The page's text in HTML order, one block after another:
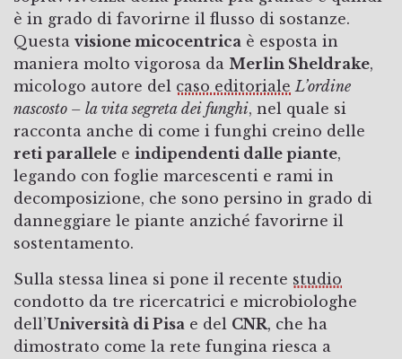
è in grado di favorirne il flusso di sostanze.
Questa visione micocentrica è esposta in
maniera molto vigorosa da Merlin Sheldrake,
micologo autore del caso editoriale L’ordine
nascosto – la vita segreta dei funghi, nel quale si
racconta anche di come i funghi creino delle
reti parallele e indipendenti dalle piante,
legando con foglie marcescenti e rami in
decomposizione, che sono persino in grado di
danneggiare le piante anziché favorirne il
sostentamento.
Sulla stessa linea si pone il recente studio
condotto da tre ricercatrici e microbiologhe
dell’Università di Pisa e del CNR, che ha
dimostrato come la rete fungina riesca a